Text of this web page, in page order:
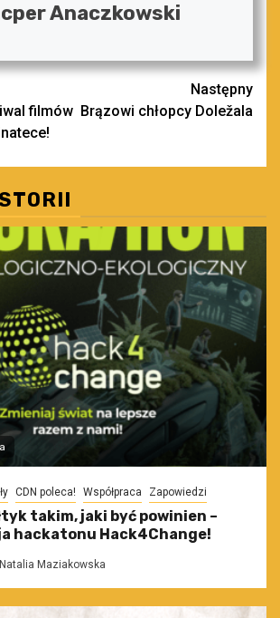
Anaczkowski
filmów
Następny
Brązowi chłopcy Doležala
CDN poleca! Współpraca Zapowiedzi
takim, jaki być powinien –
hackatonu Hack4Change!
Natalia Maziakowska